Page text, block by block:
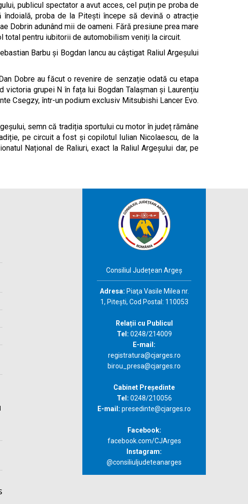
publicul spectator a avut acces, cel puțin pe proba de
îndoială, proba de la Pitești începe să devină o atracție
Dobrin adunând mii de oameni. Fără presiune prea mare
total pentru iubitorii de automobilism veniți la circuit.
Barbu și Bogdan Iancu au câștigat Raliul Argeșului
Dobre au făcut o revenire de senzație odată cu etapa
grupei N în fața lui Bogdan Talașman și Laurențiu
Csegzy, într-un podium exclusiv Mitsubishi Lancer Evo.
semn că tradiția sportului cu motor în județ rămâne
pe circuit a fost și copilotul Iulian Nicolaescu, de la
Național de Raliuri, exact la Raliul Argeșului dar, pe
Consiliul Județean Argeș
Adresa: Piaţa Vasile Milea nr.
1, Piteşti, Cod Postal: 110053
Relații cu Publicul
Tel: 0248/214009
E-mail:
registratura@cjarges.ro
birou_presa@cjarges.ro
Cabinet Președinte
Tel: 0248/210056
E-mail: presedinte@cjarges.ro
Facebook:
facebook.com/CJArges
Instagram:
@consiliuljudeteanarges